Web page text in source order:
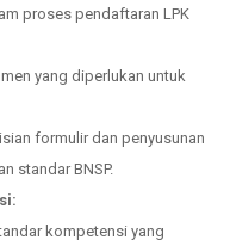
proses pendaftaran LPK
yang diperlukan untuk
formulir dan penyusunan
standar BNSP.
kompetensi yang